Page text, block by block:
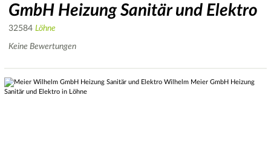
GmbH Heizung Sanitär und Elektro
32584 Löhne
Keine Bewertungen